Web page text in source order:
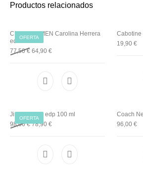
Productos relacionados
OFERTA
CHIC FOR MEN Carolina Herrera
edt
77,50€ 64,90€
Cabotine
19,90 €
OFERTA
Jimmy Choo edp 100 ml
98,00€Original price was: 98,00 €.
78,90€Current price is: 78,90 €.
Coach
96,00 €